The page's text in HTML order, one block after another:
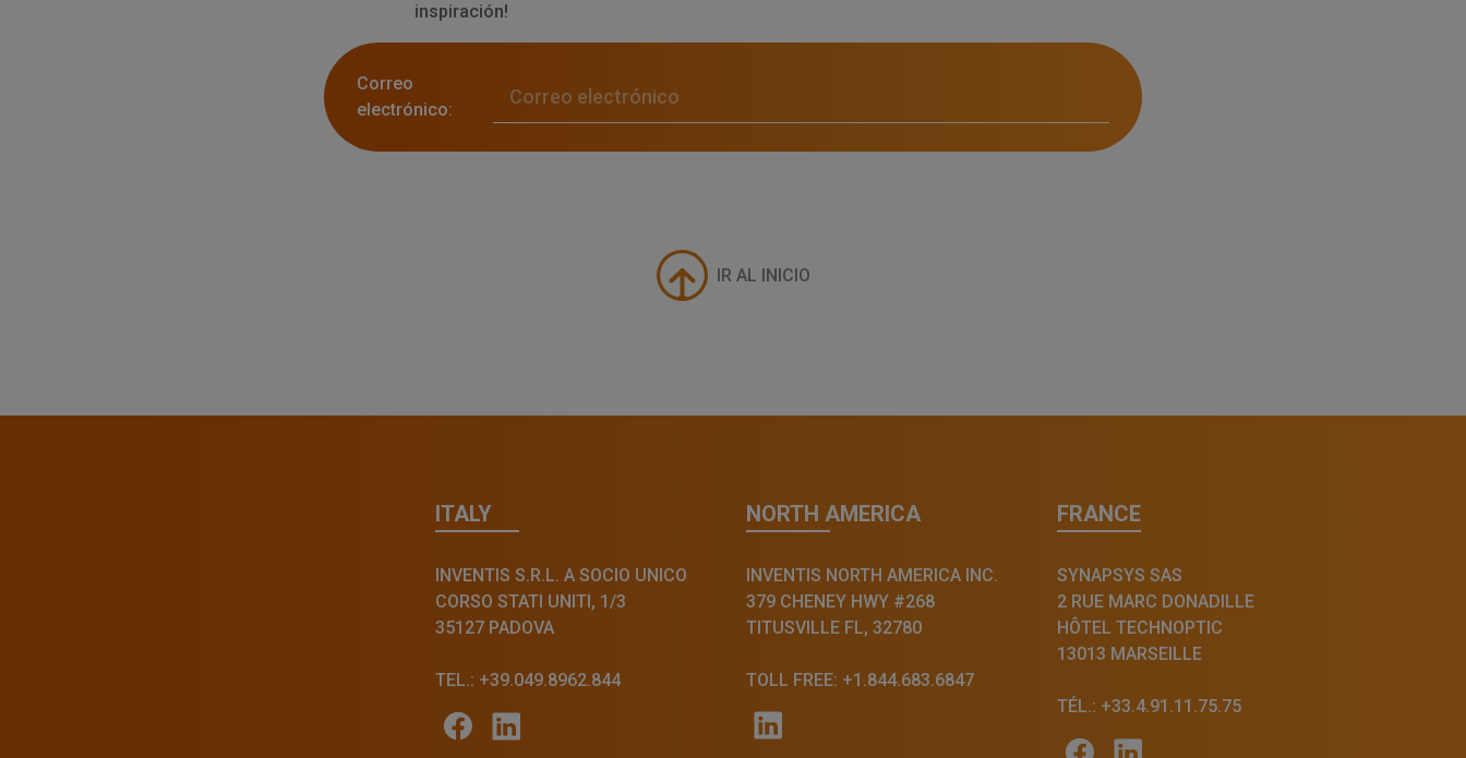
inspiración!
Correo
electrónico:
IR AL INICIO
ITALY
INVENTIS S.R.L. A SOCIO UNICO
CORSO STATI UNITI, 1/3
35127 PADOVA
TEL.: +39.049.8962.844
NORTH AMERICA
INVENTIS NORTH AMERICA INC.
379 CHENEY HWY #268
TITUSVILLE FL, 32780
TOLL FREE: +1.844.683.6847
FRANCE
SYNAPSYS SAS
2 RUE MARC DONADILLE
HÔTEL TECHNOPTIC
13013 MARSEILLE
TÉL.: +33.4.91.11.75.75